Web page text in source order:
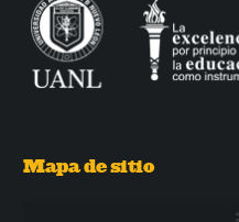
Mapa de sitio